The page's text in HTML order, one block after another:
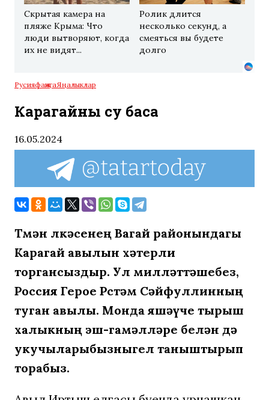
Скрытая камера на
пляже Крыма: Что
люди вытворяют, когда
их не видят...
Ролик длится
несколько секунд, а
смеяться вы будете
долго
РусияфаҗигаЯңалыклар
Карагайны су баса
16.05.2024
Төмән өлкәсенең Вагай районындагы
Карагай авылын хәтерли
торгансыздыр. Ул милләттәшебез,
Россия Герое Рөстәм Сәйфуллинның
туган авылы. Монда яшәүче тырыш
халыкның эш-гамәлләре белән дә
укучыларыбызныгел таныштырып
торабыз.